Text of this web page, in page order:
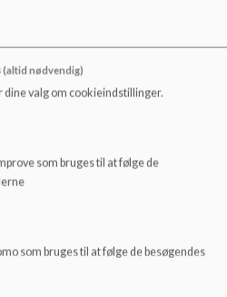
på Birkerød Skole.
(altid nødvendig)
dine valg om cookieindstillinger.
som bruges til at følge de
som bruges til at følge de besøgendes